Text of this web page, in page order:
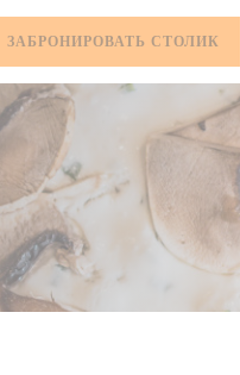
ЗАБРОНИРОВАТЬ СТОЛИК